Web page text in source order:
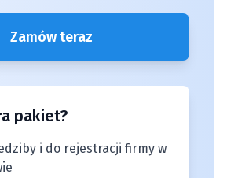
Zamów teraz
pakiet?
i do rejestracji firmy w